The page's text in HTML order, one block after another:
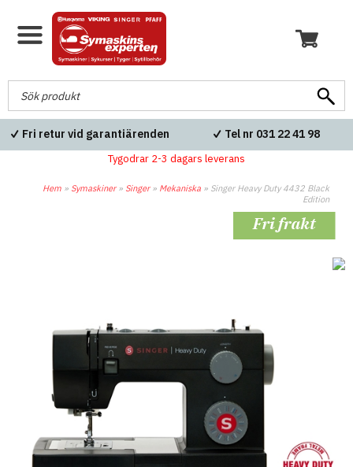
Fri retur vid garantiärenden Tel nr 031 22 41 98
Tygodrar 2-3 dagars leverans
Hem » Symaskiner» Singer» Mekaniska » Singer Heavy Duty 4432 Black
Edition